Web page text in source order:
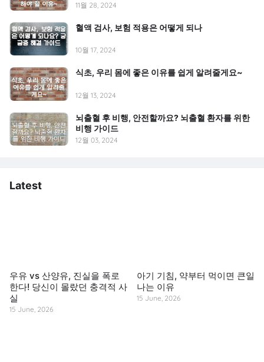
11월 28, 2024
혈액 검사, 보험 적용은 어떻게 되나
10월 17, 2024
식초, 우리 몸에 좋은 이유를 쉽게 알려줄게요~
12월 13, 2024
뇌출혈 후 비행, 안전할까요? 뇌출혈 환자를 위한
비행 가이드
12월 03, 2024
Latest
우유 vs 산양유, 진실을 폭로
한다! 당신이 몰랐던 충격적 사
실
15 June, 2026
아기 기침, 약부터 먹이면 큰일
나는 이유
15 June, 2026